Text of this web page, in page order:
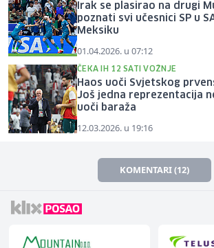
Irak se plasirao na drugi
poznati svi učesnici SP u
Meksiku
01.04.2026. u 07:12
ČEKA IH 12 SATI VOŽNJE
Haos uoči Svjetskog
Još jedna reprezentacija
uoči baraža
12.03.2026. u 19:16
KOMENTARI (12)